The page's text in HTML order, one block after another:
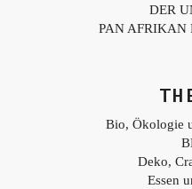
DER
PAN AFRIKAN
Bio, Ökologie
Deko,
Essen